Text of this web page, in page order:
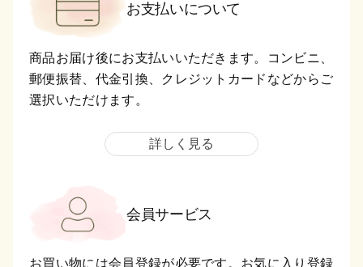
お支払いについて
商品お届け後にお支払いいただきます。コンビニ、
郵便振替、代金引換、クレジットカードなどからご
選択いただけます。
詳しく見る
会員サービス
お買い物には会員登録が必要です。お気に入り登録